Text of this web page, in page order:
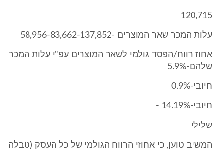
120,715
עלות המכר שאר המוצרים -58,956-83,662-137,852
אחוז רווח/הפסד גולמי לשאר המוצרים עפ"י עלות המכר
שלהם-5.9%
חיובי-0.9%
חיובי-14.19% -
שלילי
המשיב טוען, כי אחוזי הרווח הגולמי של כל העסק (טבלה